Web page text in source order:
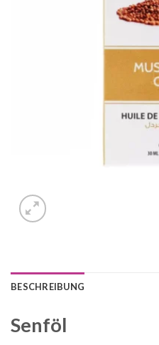
BESCHREIBUNG
Senföl